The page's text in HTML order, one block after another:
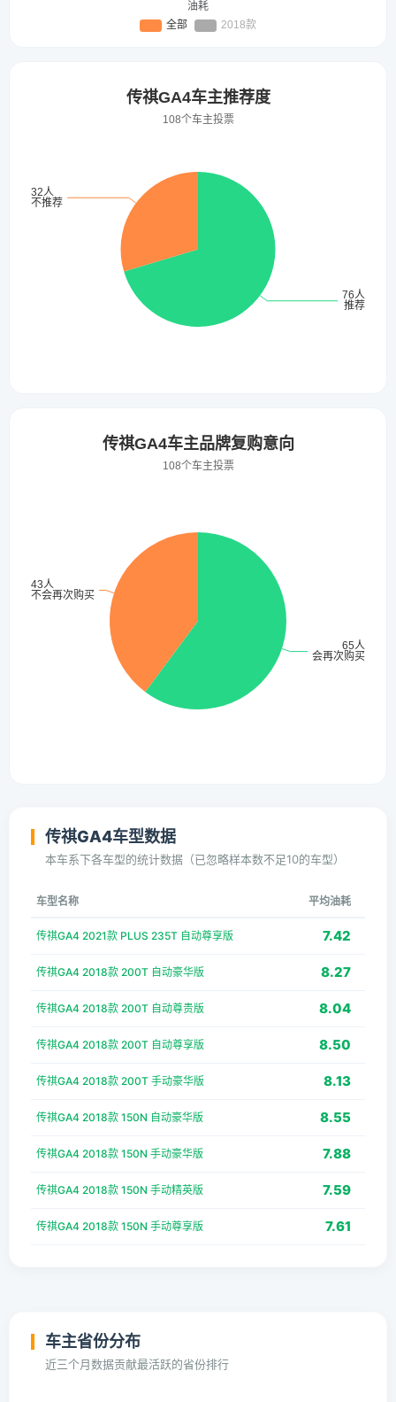
传祺GA4车型数据
本车系下各车型的统计数据（已忽略样本数不足10的车型）
车型名称 平均油耗
传祺GA4 2021款 PLUS 235T 自动尊享版 7.42
传祺GA4 2018款 200T 自动豪华版 8.27
传祺GA4 2018款 200T 自动尊贵版 8.04
传祺GA4 2018款 200T 自动尊享版 8.50
传祺GA4 2018款 200T 手动豪华版 8.13
传祺GA4 2018款 150N 自动豪华版 8.55
传祺GA4 2018款 150N 手动豪华版 7.88
传祺GA4 2018款 150N 手动精英版 7.59
传祺GA4 2018款 150N 手动尊享版 7.61
车主省份分布
近三个月数据贡献最活跃的省份排行